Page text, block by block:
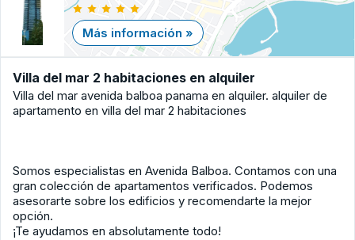
Más información »
Villa del mar 2 habitaciones en alquiler
Villa del mar avenida balboa panama en alquiler. alquiler de
apartamento en villa del mar 2 habitaciones
Somos especialistas en Avenida Balboa. Contamos con una
gran colección de apartamentos verificados. Podemos
asesorarte sobre los edificios y recomendarte la mejor
opción.
¡Te ayudamos en absolutamente todo!